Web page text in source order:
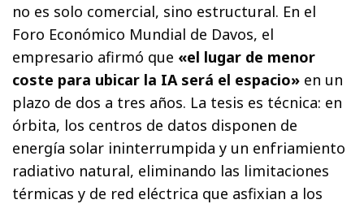
no es solo comercial, sino estructural. En el
Foro Económico Mundial de Davos, el
empresario afirmó que «el lugar de menor
coste para ubicar la IA será el espacio» en un
plazo de dos a tres años. La tesis es técnica: en
órbita, los centros de datos disponen de
energía solar ininterrumpida y un enfriamiento
radiativo natural, eliminando las limitaciones
térmicas y de red eléctrica que asfixian a los